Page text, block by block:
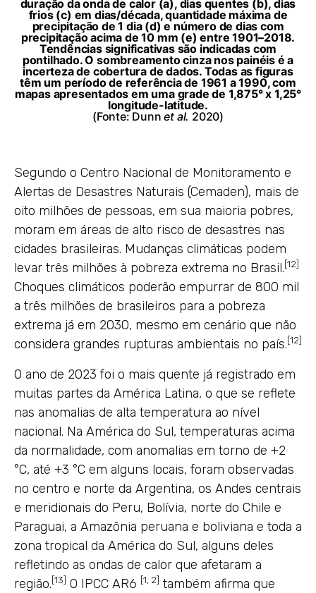
duração da onda de calor (a), dias quentes (b), dias
frios (c) em dias/década, quantidade máxima de
precipitação de 1 dia (d) e número de dias com
precipitação acima de 10 mm (e) entre 1901–2018.
Tendências significativas são indicadas com
pontilhado. O sombreamento cinza nos painéis é a
incerteza de cobertura de dados. Todas as figuras
têm um período de referência de 1961 a 1990, com
mapas apresentados em uma grade de 1,875° x 1,25°
longitude-latitude.
(Fonte: Dunnet al. 2020)
Segundo o Centro Nacional de Monitoramento e
Alertas de Desastres Naturais (Cemaden), mais de
oito milhões de pessoas, em sua maioria pobres,
moram em áreas de alto risco de desastres nas
cidades brasileiras. Mudanças climáticas podem
levar três milhões à pobreza extrema no Brasil.[12]
Choques climáticos poderão empurrar de 800 mil
a três milhões de brasileiros para a pobreza
extrema já em 2030, mesmo em cenário que não
considera grandes rupturas ambientais no país.[12]
O ano de 2023 foi o mais quente já registrado em
muitas partes da América Latina, o que se reflete
nas anomalias de alta temperatura ao nível
nacional. Na América do Sul, temperaturas acima
da normalidade, com anomalias em torno de +2
°C, até +3 °C em alguns locais, foram observadas
no centro e norte da Argentina, os Andes centrais
e meridionais do Peru, Bolívia, norte do Chile e
Paraguai, a Amazônia peruana e boliviana e toda a
zona tropical da América do Sul, alguns deles
refletindo as ondas de calor que afetaram a
região.[13] O IPCC AR6 [1, 2] também afirma que